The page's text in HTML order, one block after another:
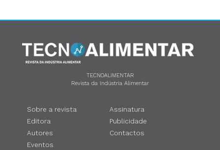
TECNOALIMENTAR
Revista da Indústria Alimentar
Sobre a revista
Editora
Autores
Eventos
Assinatura
Publicidade
Contactos